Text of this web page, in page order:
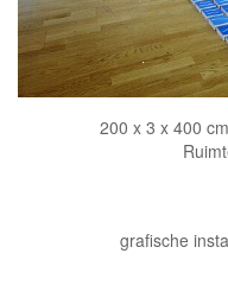
200 x 3 x 400
grafische